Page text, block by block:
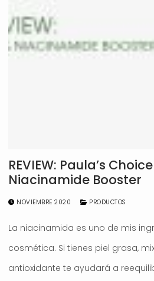
REVIEW: Paula’s Choice
Niacinamide Booster
NOVIEMBRE 2020 PRODUCTOS
La niacinamida es uno de mis
cosmética. Si tienes piel grasa,
antioxidante te ayudará a